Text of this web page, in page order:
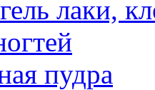
лаки,
пудра